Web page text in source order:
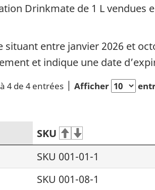
Drinkmate de 1 L vendues
entre janvier 2026 et
et indique une date
4 de 4 entrées Afficher
SKU
SKU 001-01-1
SKU 001-08-1